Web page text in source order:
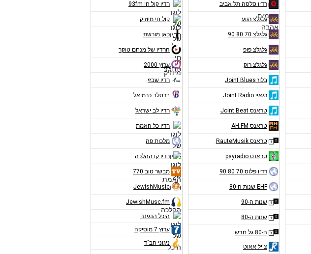
רדיו סלסה תל אביב
גלגלצ רגוע
גלגלצ 70 80 90
גלגלצ פופ
גלגלצ רוק
בלוז Joint Blues
רגאיי Joint Radio
טראנס Joint Beat
טראנס AH.FM
טראנס RauteMusik
טראנס psyradio
רדיו פלוס 70 80 90
EHF שנות ה-80
שנות ה-90
שנות ה-80
ה-80 גל חדש
צ'יל אאוט
רדיו קול חי 93fm
קול חי מיוזיק
כאן מורשת
הרדיו של מנחם טוקר
ערוץ 2000
רדיו שבזי
ברסלב כרמיאל
רדיו לב ישראל
רדיו כל האמת
מלכות פה
רדיו קו ההלכה
מבשר טוב 770
JewishMusic
JewishMusc.fm
היכל הנגינה
ערוץ 7 מוסיקה
ניגוני חב"ד